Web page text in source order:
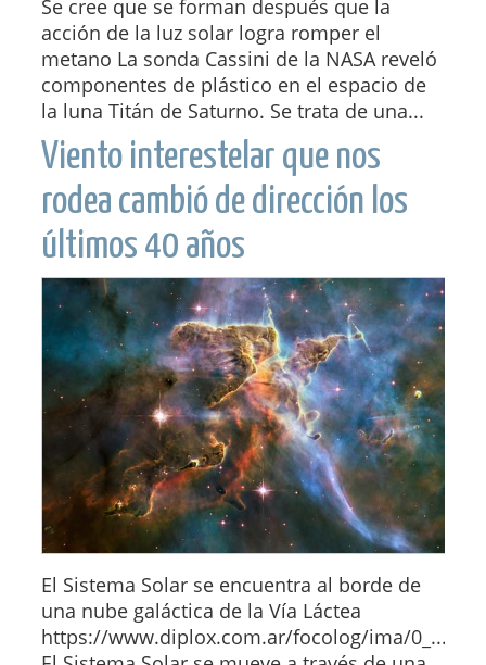
Se cree que se forman después que la
acción de la luz solar logra romper el
metano La sonda Cassini de la NASA reveló
componentes de plástico en el espacio de
la luna Titán de Saturno. Se trata de una...
Viento interestelar que nos
rodea cambió de dirección los
últimos 40 años
El Sistema Solar se encuentra al borde de
una nube galáctica de la Vía Láctea
https://www.diplox.com.ar/focolog/ima/0_...